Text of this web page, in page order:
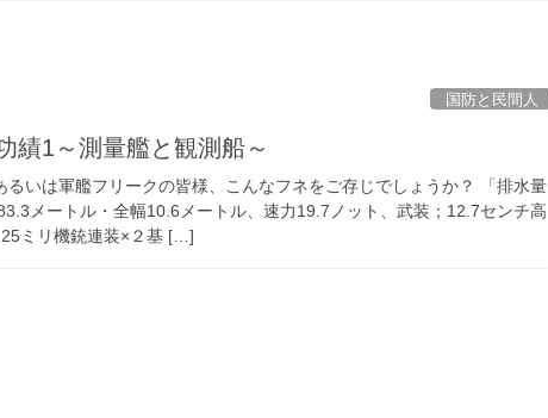
国防と民間人
績1～測量艦と観測船～
るいは軍艦フリークの皆様、こんなフネをご存じでしょうか？ 「排水量
メートル・全幅10.6メートル、速力19.7ノット、武装；12.7センチ高
ミリ機銃連装×２基 […]